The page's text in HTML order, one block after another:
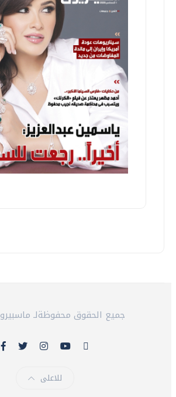
© 2026 جميع الحقوق محفوظةلـ ماسبيرو
للاعلى